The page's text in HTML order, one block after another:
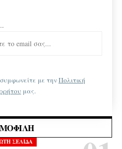
με τηνΠολιτική
μας.
ΣΕΛΙΔΑ